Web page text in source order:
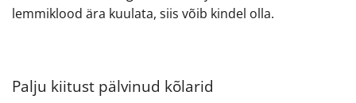
lemmiklood ära kuulata, siis võib kindel olla.
Palju kiitust pälvinud kõlarid